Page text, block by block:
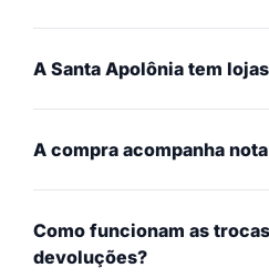
A Santa Apolônia tem
A compra acompanha
Como funcionam as
devoluções?